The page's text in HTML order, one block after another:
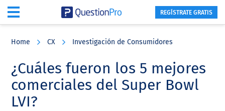
content
sidebar
REGÍSTRATE GRATIS
Home CX Investigación de Consumidores
¿Cuáles fueron los 5 mejores
comerciales del Super Bowl
LVI?